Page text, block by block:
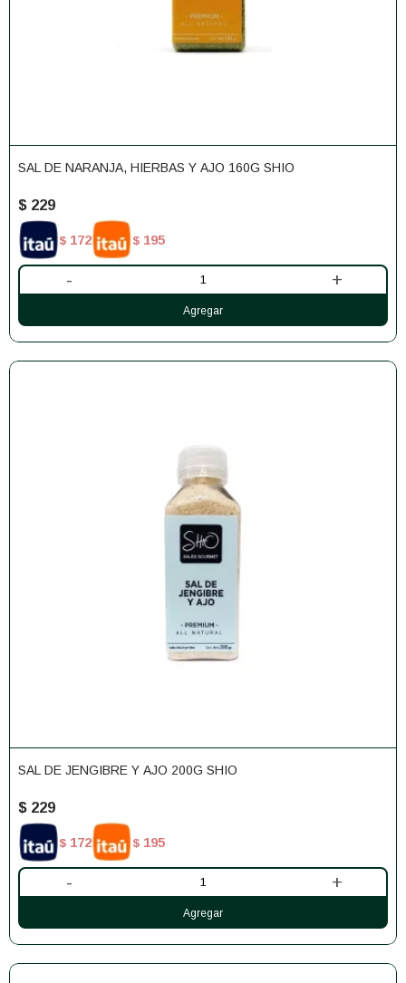
SAL DE NARANJA, HIERBAS Y AJO 160G SHIO
$ 229
$ 172 $ 195
- +
SAL DE JENGIBRE Y AJO 200G SHIO
$ 229
$ 172 $ 195
- +